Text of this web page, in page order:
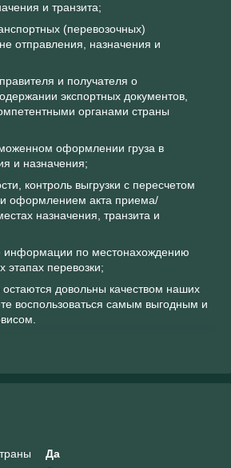
и транзита;
(перевозочных)
отправления, назначения и
и получателя о
экспортных документов,
органами страны
оформлении груза в
и назначения;
контроль выгрузки с пересчетом
и оформлением акта приема/
назначения, транзита и
информации по местонахождению
этапах перевозки;
довольны качеством наших
воспользоваться самым выгодным и
Да